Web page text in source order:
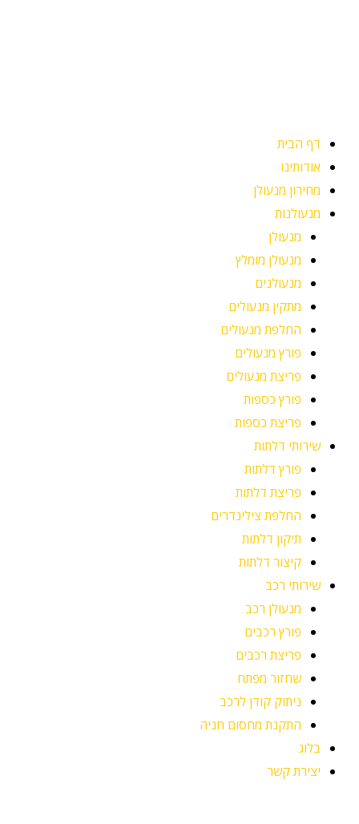
דף הבית
אודותינו
מחירון מנעולן
מנעולנות
מנעולן
מנעולן מומלץ
מנעולנים
מתקין מנעולים
החלפת מנעולים
פורץ מנעולים
פריצת מנעולים
פורץ כספות
פריצת כספות
שירותי דלתות
פורץ דלתות
פריצת דלתות
החלפת צילינדרים
תיקון דלתות
קיצור דלתות
שירותי רכב
מנעולן רכב
פורץ רכבים
פריצת רכבים
שחזור מפתח
ניתוק קודן לרכב
התקנת מחסום חניה
בלוג
יצירת קשר